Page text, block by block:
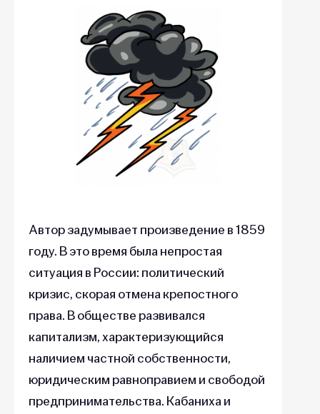
Автор задумывает произведение в 1859
году. В это время была непростая
ситуация в России: политический
кризис, скорая отмена крепостного
права. В обществе развивался
капитализм, характеризующийся
наличием частной собственности,
юридическим равноправием и свободой
предпринимательства. Кабаниха и